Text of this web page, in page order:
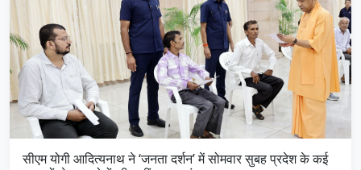
सीएम योगी आदित्यनाथ ने ‘जनता दर्शन’ में सोमवार सुबह प्रदेश के कई